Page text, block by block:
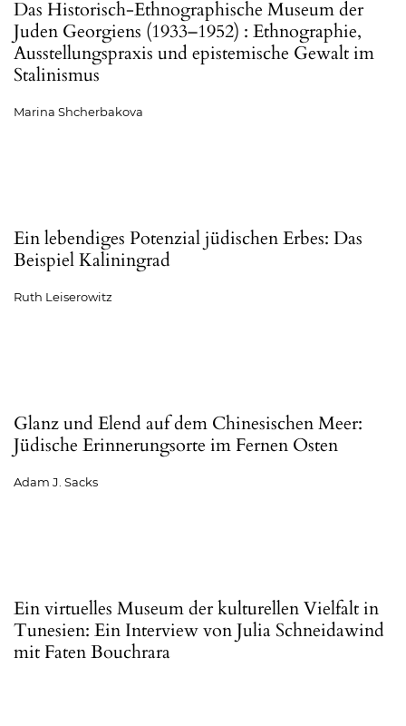
Das Historisch-Ethnographische Museum der
Juden Georgiens (1933–1952) : Ethnographie,
Ausstellungspraxis und epistemische Gewalt im
Stalinismus
Marina Shcherbakova
Ein lebendiges Potenzial jüdischen Erbes: Das
Beispiel Kaliningrad
Ruth Leiserowitz
Glanz und Elend auf dem Chinesischen Meer:
Jüdische Erinnerungsorte im Fernen Osten
Adam J. Sacks
Ein virtuelles Museum der kulturellen Vielfalt in
Tunesien: Ein Interview von Julia Schneidawind
mit Faten Bouchrara